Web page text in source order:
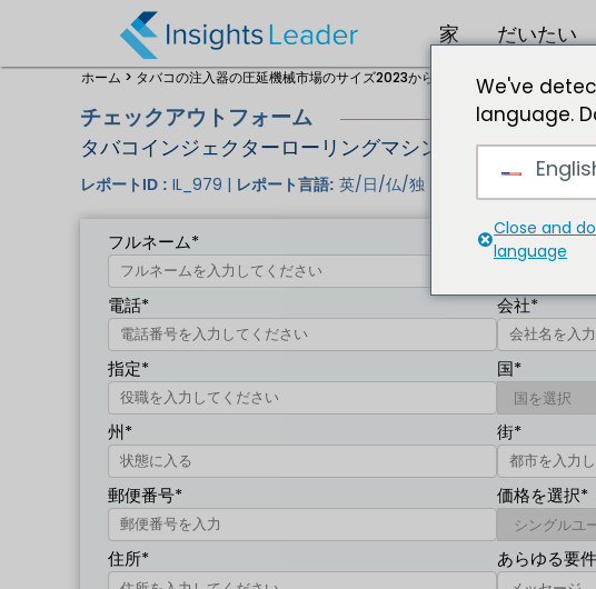
家 だいたい
ホーム > タバコの注入器の圧延機械市場のサイズ2023から2032 > チェックアウト
チェックアウトフォーム
タバコインジェクターローリングマシン市場規模2023
レポートID :IL_979 | レポート言語:英/日/仏/独 | フォーマ
フルネーム* ビジネスメ
電話* 会社*
指定* 国*
州* 街*
郵便番号* 価格を選択*
住所* あらゆる要件
We've
language.
Close and
language